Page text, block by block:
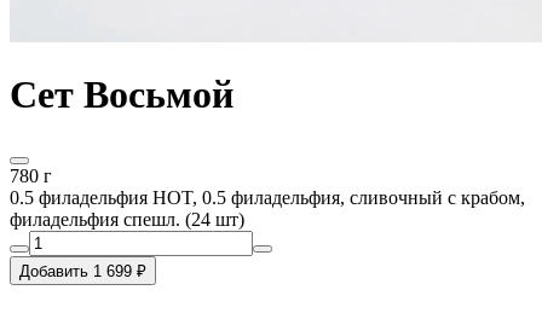
Сет Восьмой
780 г
0.5 филадельфия HOT, 0.5 филадельфия, сливочный с крабом,
филадельфия спешл. (24 шт)
Добавить 1 699 ₽